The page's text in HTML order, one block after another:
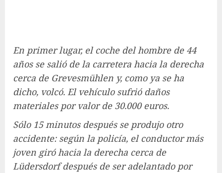
En primer lugar, el coche del hombre de 44
años se salió de la carretera hacia la derecha
cerca de Grevesmühlen y, como ya se ha
dicho, volcó. El vehículo sufrió daños
materiales por valor de 30.000 euros.
Sólo 15 minutos después se produjo otro
accidente: según la policía, el conductor más
joven giró hacia la derecha cerca de
Lüdersdorf después de ser adelantado por